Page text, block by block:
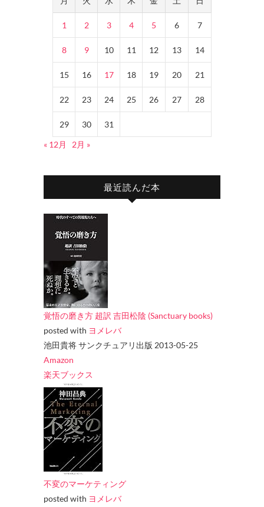
1 2 3 4 5 6 7
8 9 10 11 12 13 14
15 16 17 18 19 20 21
22 23 24 25 26 27 28
29 30
31
« 12月
2月 »
最近読んだ本
覚悟の磨き方 超訳 吉田松陰 (Sanctuary books)
posted with ヨメレバ
池田貴将 サンクチュアリ出版 2013-05-25
Amazon
楽天ブックス
不変のマーケティング
posted with ヨメレバ